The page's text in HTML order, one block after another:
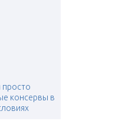
просто
консервы в